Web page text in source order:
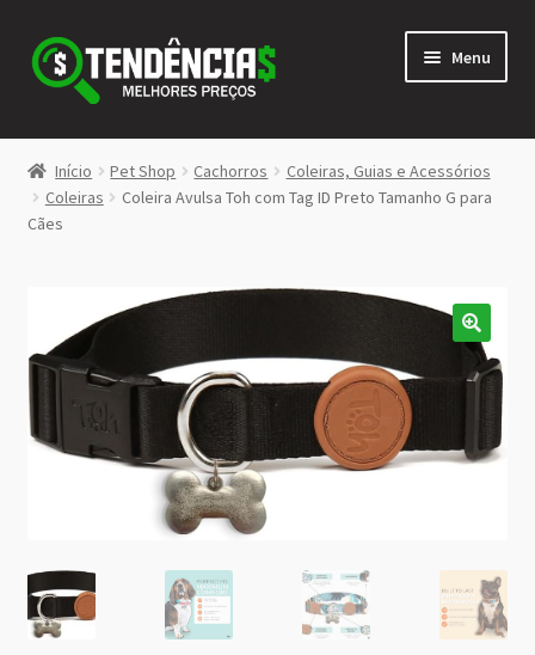
Pular
para
navegação
Pular
para
conteúdo
Menu
LOJA
<>
Início Pet Shop Cachorros
Coleiras, Guias e Acessórios
Coleiras
Coleira Avulsa Toh com Tag ID Preto Tamanho G para
Cães